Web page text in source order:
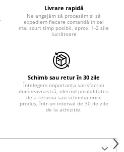
Livrare rapidă
Ne angajăm să procesăm și să
expediem fiecare comandă în cel
mai scurt timp posibil, aprox. 1-2 zile
lucrătoare
Schimb sau retur în 30 zile
Înțelegem importanța satisfacției
dumneavoastră, oferind posibilitatea
de a returna sau schimba orice
produs, într-un interval de 30 de zile
de la achiziție.